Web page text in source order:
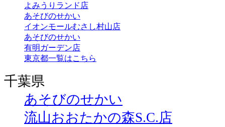
よみうりランド店
あそびのせかい
イオンモールむさし村山店
あそびのせかい
有明ガーデン店
東京都一覧はこちら
千葉県
あそびのせかい
流山おおたかの森S.C.店